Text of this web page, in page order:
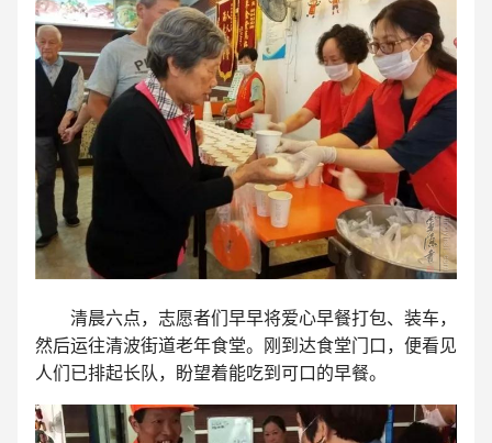
清晨六点，志愿者们早早将爱心早餐打包、装车，
然后运往清波街道老年食堂。刚到达食堂门口，便看见
人们已排起长队，盼望着能吃到可口的早餐。